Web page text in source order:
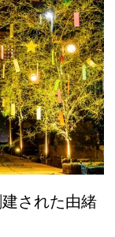
された由緒